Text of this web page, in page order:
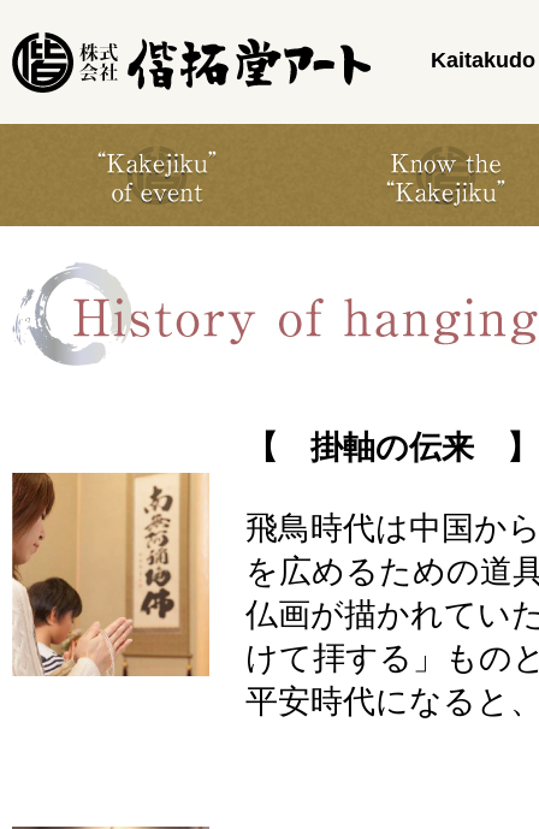
【 掛軸の伝来 】
飛鳥時代は中国か
を広めるための道
仏画が描かれてい
けて拝する」もの
平安時代になると